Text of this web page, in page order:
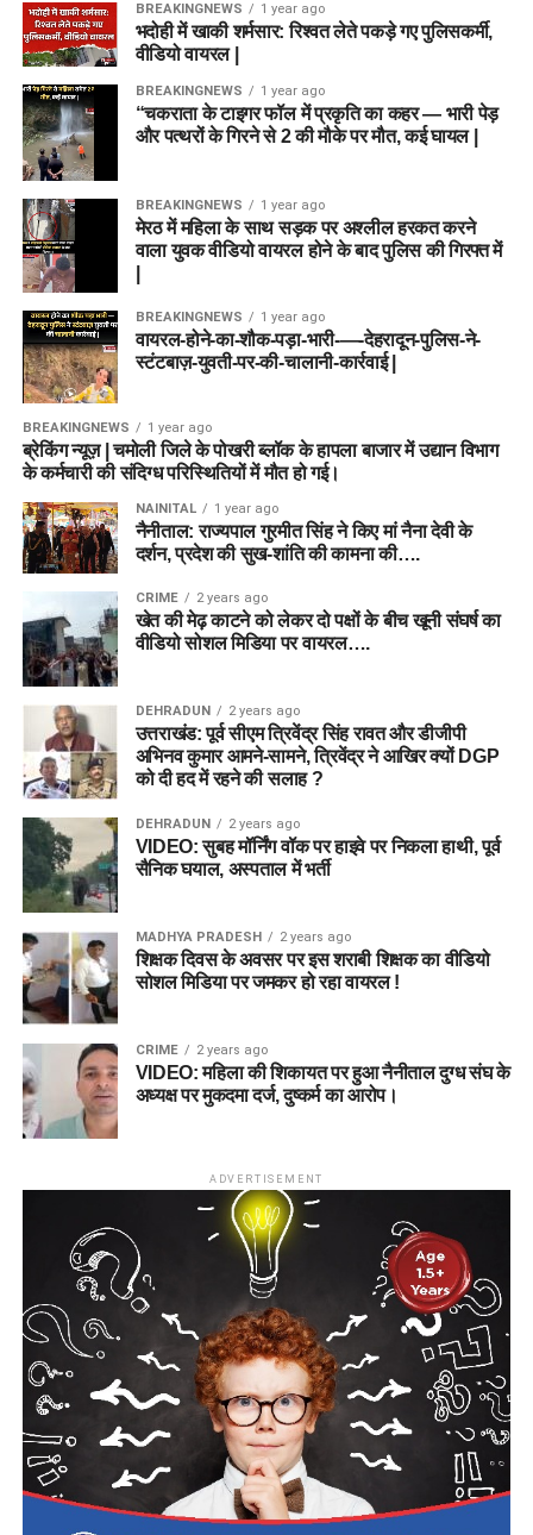
BREAKINGNEWS 1 year ago
भदोही में खाकी शर्मसार: रिश्वत लेते पकड़े गए पुलिसकर्मी,
वीडियो वायरल |
BREAKINGNEWS 1 year ago
“चकराता के टाइगर फॉल में प्रकृति का कहर — भारी पेड़
और पत्थरों के गिरने से 2 की मौके पर मौत, कई घायल |
BREAKINGNEWS 1 year ago
मेरठ में महिला के साथ सड़क पर अश्लील हरकत करने
वाला युवक वीडियो वायरल होने के बाद पुलिस की गिरफ्त में
BREAKINGNEWS 1 year ago
वायरल-होने-का-शौक-पड़ा-भारी-—-देहरादून-पुलिस-ने-
स्टंटबाज़-युवती-पर-की-चालानी-कार्रवाई |
BREAKINGNEWS 1 year ago
ब्रेकिंग न्यूज़ | चमोली जिले के पोखरी ब्लॉक के हापला बाजार में उद्यान विभाग
के कर्मचारी की संदिग्ध परिस्थितियों में मौत हो गई।
NAINITAL 1 year ago
नैनीताल: राज्यपाल गुरमीत सिंह ने किए मां नैना देवी के
दर्शन, प्रदेश की सुख-शांति की कामना की….
CRIME 2 years ago
खेत की मेढ़ काटने को लेकर दो पक्षों के बीच खूनी संघर्ष का
वीडियो सोशल मिडिया पर वायरल….
DEHRADUN 2 years ago
उत्तराखंड: पूर्व सीएम त्रिवेंद्र सिंह रावत और डीजीपी
अभिनव कुमार आमने-सामने, त्रिवेंद्र ने आखिर क्यों DGP
को दी हद में रहने की सलाह ?
DEHRADUN 2 years ago
VIDEO: सुबह मॉर्निंग वॉक पर हाइवे पर निकला हाथी, पूर्व
सैनिक घयाल, अस्पताल में भर्ती
MADHYA PRADESH 2 years ago
शिक्षक दिवस के अवसर पर इस शराबी शिक्षक का वीडियो
सोशल मिडिया पर जमकर हो रहा वायरल !
CRIME 2 years ago
VIDEO: महिला की शिकायत पर हुआ नैनीताल दुग्ध संघ के
अध्यक्ष पर मुकदमा दर्ज, दुष्कर्म का आरोप।
ADVERTISEMENT